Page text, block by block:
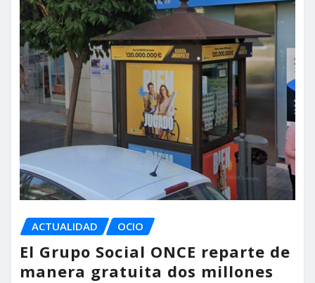
ACTUALIDAD OCIO
El Grupo Social ONCE reparte de
manera gratuita dos millones